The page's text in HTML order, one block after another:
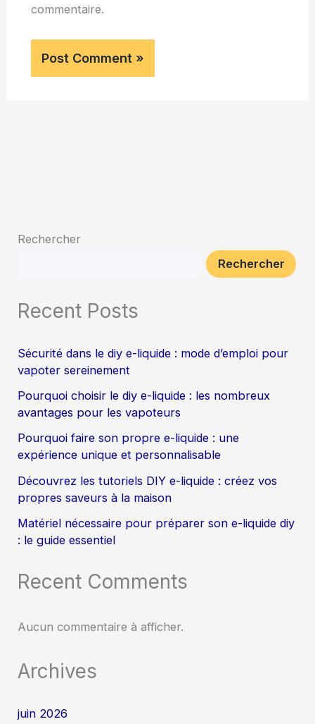
commentaire.
Rechercher
Rechercher
Recent Posts
Sécurité dans le diy e-liquide : mode d’emploi pour
vapoter sereinement
Pourquoi choisir le diy e-liquide : les nombreux
avantages pour les vapoteurs
Pourquoi faire son propre e-liquide : une
expérience unique et personnalisable
Découvrez les tutoriels DIY e-liquide : créez vos
propres saveurs à la maison
Matériel nécessaire pour préparer son e-liquide diy
: le guide essentiel
Recent Comments
Aucun commentaire à afficher.
Archives
juin 2026